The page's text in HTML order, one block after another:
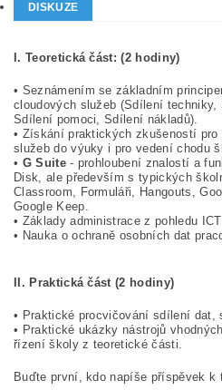
DISKUZE
I. Teoretická část: (2 hodiny)
• Seznámením se základním
cloudových služeb (Sdílení
Sdílení pomoci, Sdílení nákladů).
• Získání praktických zkušeností
služeb do výuky i pro vedení chodu
• G Suite- prohloubení znalostí a
Disk, ale především s typických
Classroom, Formuláři, Hangouts,
Google Keep.
• Základy administrace z pohledu
• Nauka o ochraně osobních dat
II. Praktická část (2 hodiny)
• Praktické procvičování sdílení
• Praktické ukázky nástrojů
řízení školy z teoretické části.
Buďte první, kdo napíše příspěvek k